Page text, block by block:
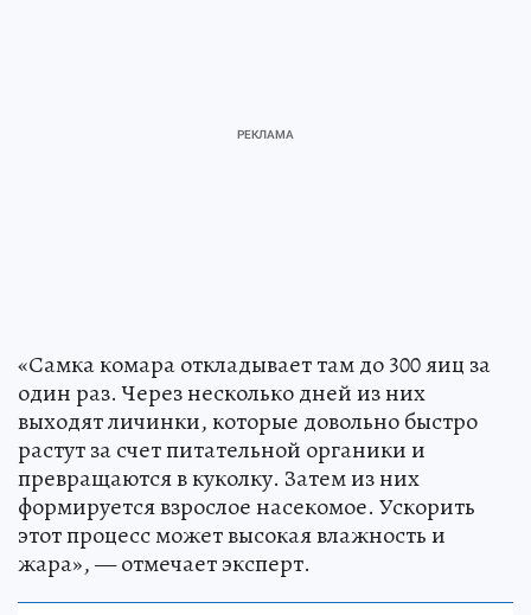
«Самка комара откладывает там до 300 яиц за
один раз. Через несколько дней из них
выходят личинки, которые довольно быстро
растут за счет питательной органики и
превращаются в куколку. Затем из них
формируется взрослое насекомое. Ускорить
этот процесс может высокая влажность и
жара», — отмечает эксперт.